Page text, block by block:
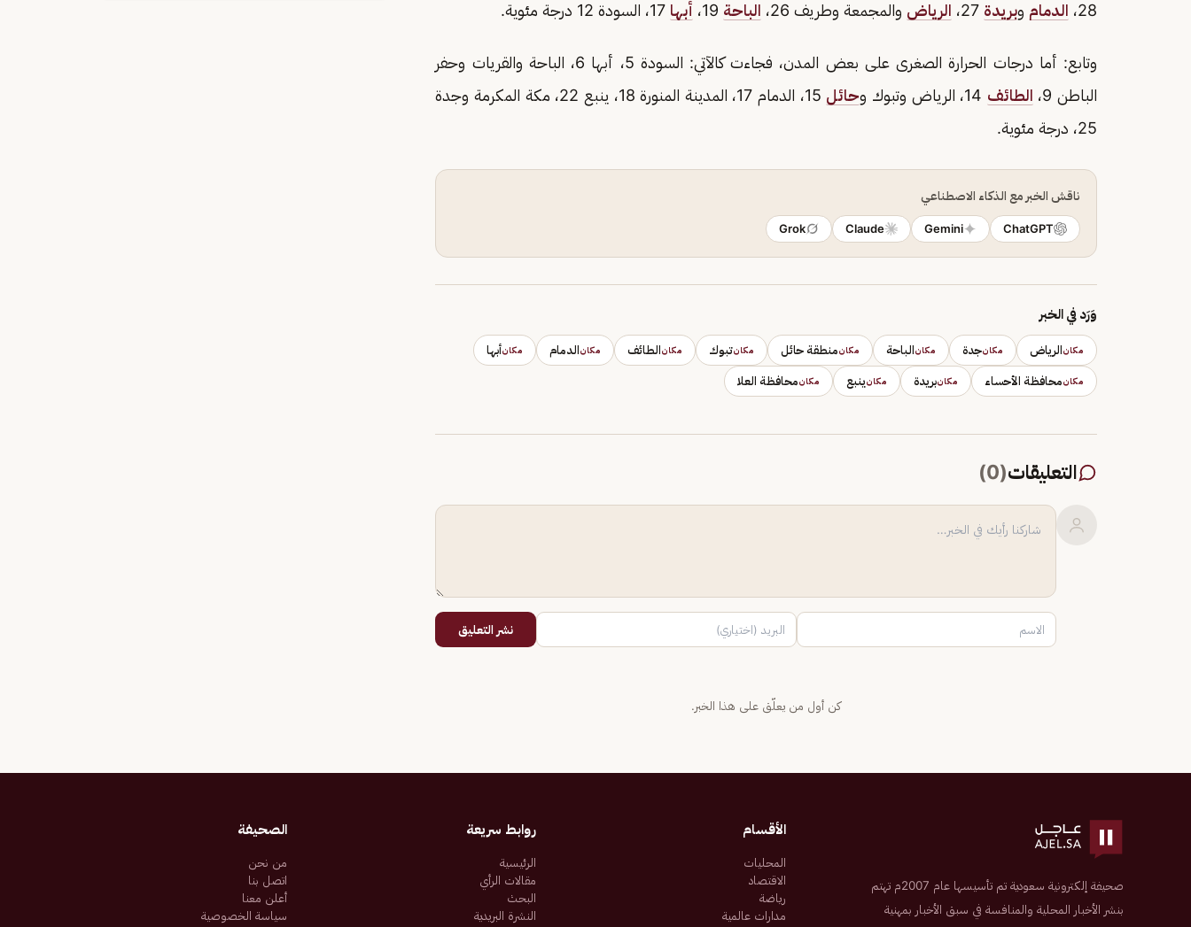
28، الدمام وبريدة الرياض والمجمعة وطريف 26، الباحة أبها
وتابع: أما درجات الحرارة الصغرى على بعض المدن، فجاءت كالآتي: السودة 5، أبها 6، الباحة والقريات وحفر
الباطن 9،
الطائف حائل
15، الدمام 17، المدينة المنورة 18، ينبع 22، مكة المكرمة وجدة
25، درجة مئوية.
ناقش الخبر مع الذكاء الاصطناعي
ChatGPT
Gemini
Claude
Grok
وَرَد في الخبر
مكانالرياض مكانجدة مكانالباحة مكانمنطقة حائل مكانتبوك مكانالطائف مكانالدمام مكانأبها
مكانمحافظة الأحساء مكانبريدة مكانينبع مكانمحافظة العلا
التعليقات(
0
)
نشر التعليق
كن أول من يعلّق على هذا الخبر.
صحيفة إلكترونية سعودية تم تأسيسها عام 2007م تهتم
بنشر الأخبار المحلية والمنافسة في سبق الأخبار بمهنية
الأقسام
المحليات
الاقتصاد
رياضة
مدارات عالمية
روابط سريعة
الرئيسية
مقالات الرأي
البحث
النشرة البريدية
الصحيفة
من نحن
اتصل بنا
أعلن معنا
سياسة الخصوصية